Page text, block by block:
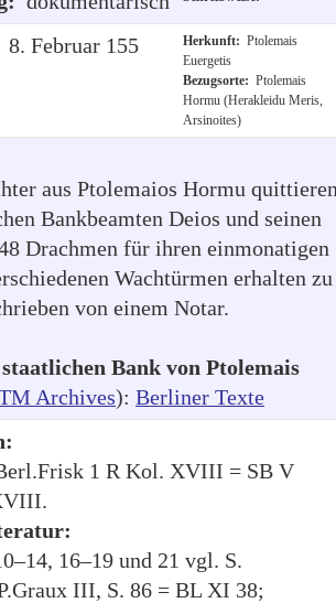
8. Februar 155
Herkunft: Ptolemais
Euergetis
Bezugsorte: Ptolemais
Hormu (Herakleidu Meris,
Arsinoites)
aus Ptolemaios Hormu
Bankbeamten Deios und seinen
Drachmen für ihren einmonatigen
Wachtürmen erhalten zu
von einem Notar.
Bank von Ptolemais
Archives): Berliner Texte
1 R Kol. XVIII = SB V
16–19 und 21 vgl. S.
III, S. 86 = BL XI 38;